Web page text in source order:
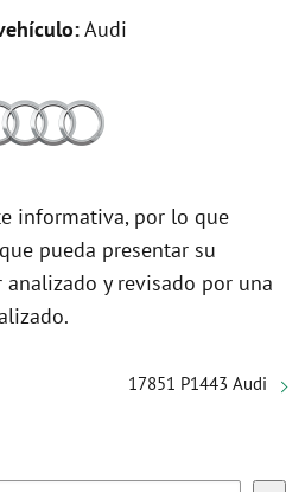
Audi
informativa, por lo que
pueda presentar su
y revisado por una
17851 P1443 Audi